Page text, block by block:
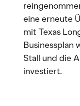
eine erneute
mit Texas
Businessplan
Stall und die
investiert.